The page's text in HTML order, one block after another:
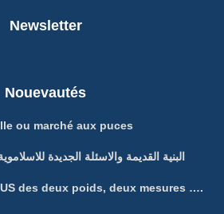
Newsletter
Nouevautés
ou marché aux puces
البنية القديمة والاسئلة الجديدة
des deux poids, deux mesures ….